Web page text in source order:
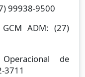
99938-9500
GCM ADM: (27)
de
3711